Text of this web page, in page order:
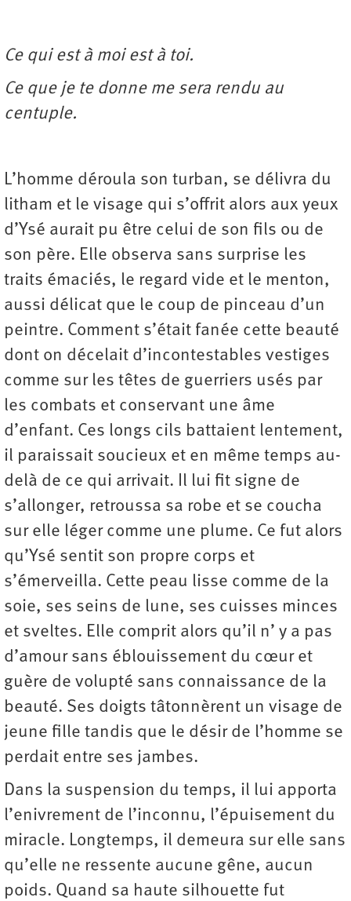
Ce qui est à moi est à toi.
Ce que je te donne me sera rendu au
centuple.
L’homme déroula son turban, se délivra du
litham et le visage qui s’offrit alors aux yeux
d’Ysé aurait pu être celui de son fils ou de
son père. Elle observa sans surprise les
traits émaciés, le regard vide et le menton,
aussi délicat que le coup de pinceau d’un
peintre. Comment s’était fanée cette beauté
dont on décelait d’incontestables vestiges
comme sur les têtes de guerriers usés par
les combats et conservant une âme
d’enfant. Ces longs cils battaient lentement,
il paraissait soucieux et en même temps au-
delà de ce qui arrivait. Il lui fit signe de
s’allonger, retroussa sa robe et se coucha
sur elle léger comme une plume. Ce fut alors
qu’Ysé sentit son propre corps et
s’émerveilla. Cette peau lisse comme de la
soie, ses seins de lune, ses cuisses minces
et sveltes. Elle comprit alors qu’il n’ y a pas
d’amour sans éblouissement du cœur et
guère de volupté sans connaissance de la
beauté. Ses doigts tâtonnèrent un visage de
jeune fille tandis que le désir de l’homme se
perdait entre ses jambes.
Dans la suspension du temps, il lui apporta
l’enivrement de l’inconnu, l’épuisement du
miracle. Longtemps, il demeura sur elle sans
qu’elle ne ressente aucune gêne, aucun
poids. Quand sa haute silhouette fut